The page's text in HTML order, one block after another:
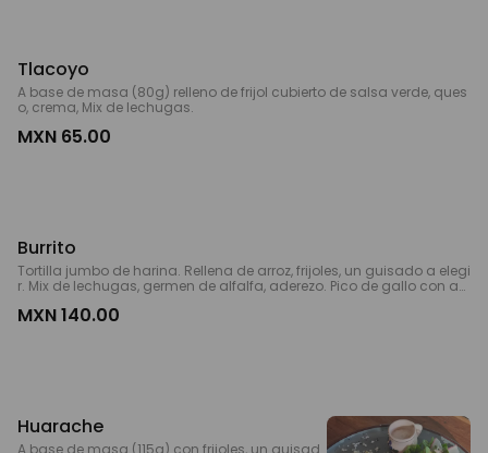
Tlacoyo
A base de masa (80g) relleno de frijol cubierto de salsa verde, ques
o, crema, Mix de lechugas.
MXN 65.00
Burrito
Tortilla jumbo de harina. Rellena de arroz, frijoles, un guisado a elegi
r. Mix de lechugas, germen de alfalfa, aderezo. Pico de gallo con ag
MXN 140.00
Huarache
A base de masa (115g) con frijoles, un guisad